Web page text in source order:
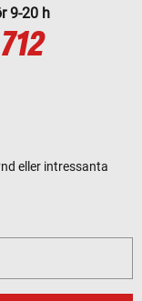
9-20 h
eller intressanta